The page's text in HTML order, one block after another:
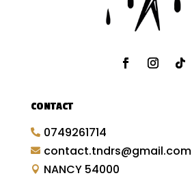
CONTACT
 0749261714
 contact.tndrs@gmail.com
 NANCY 54000